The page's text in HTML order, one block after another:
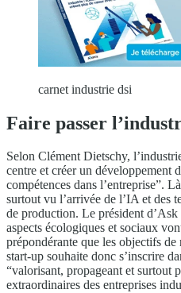
carnet industrie dsi
Faire passer
Selon Clément Dietschy,
centre et créer un développement
compétences dans l’entreprise”.
surtout vu l’arrivée de l’IA et des
de production. Le président
aspects écologiques et sociaux
prépondérante que les objectifs
start-up souhaite donc s’inscrire
“valorisant, propageant et surtout
extraordinaires des entreprises